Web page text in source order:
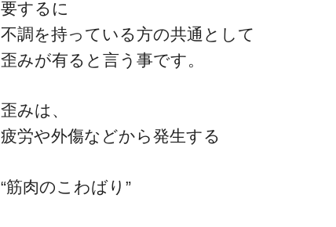
要するに
不調を持っている方の共通として
歪みが有ると言う事です。
歪みは、
疲労や外傷などから発生する
“筋肉のこわばり”